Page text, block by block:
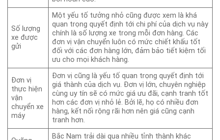
Số lượng
xe được
gửi
Một yếu tố tưởng nhỏ cũng được xem là khá
quan trọng quyết định tới chi phí của dịch vụ này
chính là số lượng xe trong mỗi đơn hàng. Các
đơn vị vận chuyển luôn có mức chiết khấu tốt
đối với các đơn hàng lớn, đảm bảo tiết kiệm tối
ưu cho mọi khách hàng.
Đơn vị
thực hiện
vận
chuyển xe
máy
Đơn vị cũng là yếu tố quan trọng quyết định tới
giá thành của dịch vụ. Đơn vị lớn, chuyên nghiệp
cùng uy tín sẽ có mức giá ưu đãi, cạnh tranh tốt
hơn các đơn vị nhỏ lẻ. Bởi lẽ, họ có nhiều đơn
hàng, kết nối rộng rãi hơn nên giá cũng cạnh
tranh hơn.
Bắc Nam trải dài qua nhiều tỉnh thành khác